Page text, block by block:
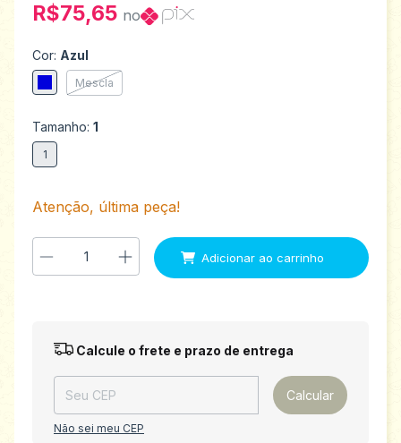
R$75,65 no
Cor: Azul
Mescla
Tamanho: 1
1
Atenção, última peça!
Entregas para o CEP: Alterar CEP
Calcule o frete e prazo de entrega
Calcular
Não sei meu CEP